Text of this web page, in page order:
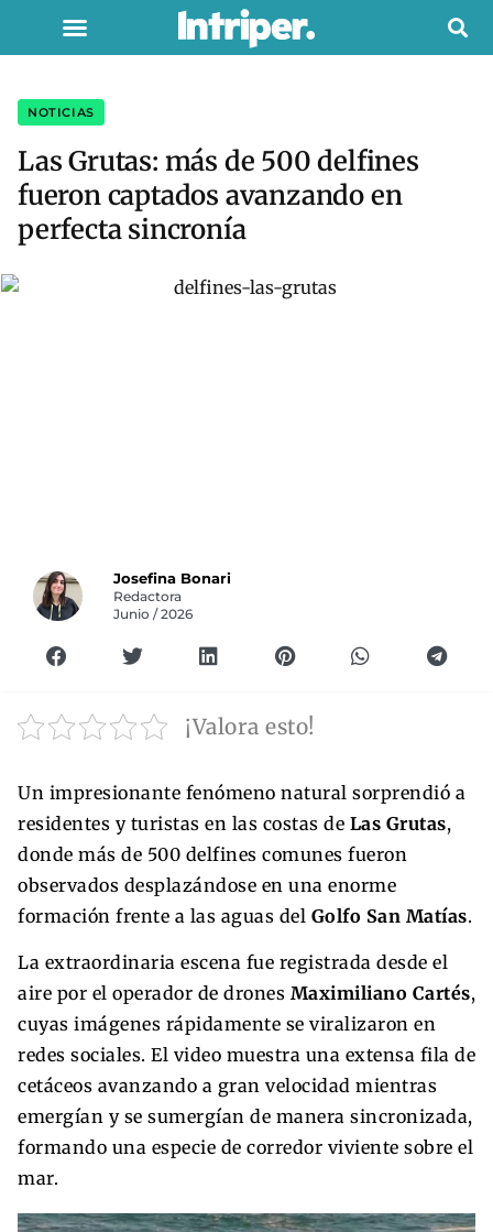
NOTICIAS
Las Grutas: más de 500 delfines
fueron captados avanzando en
perfecta sincronía
Josefina Bonari
Redactora
Junio / 2026
¡Valora esto!
Un impresionante fenómeno natural sorprendió a
residentes y turistas en las costas de Las Grutas,
donde más de 500 delfines comunes fueron
observados desplazándose en una enorme
formación frente a las aguas del Golfo San Matías.
La extraordinaria escena fue registrada desde el
aire por el operador de drones Maximiliano Cartés,
cuyas imágenes rápidamente se viralizaron en
redes sociales. El video muestra una extensa fila de
cetáceos avanzando a gran velocidad mientras
emergían y se sumergían de manera sincronizada,
formando una especie de corredor viviente sobre el
mar.